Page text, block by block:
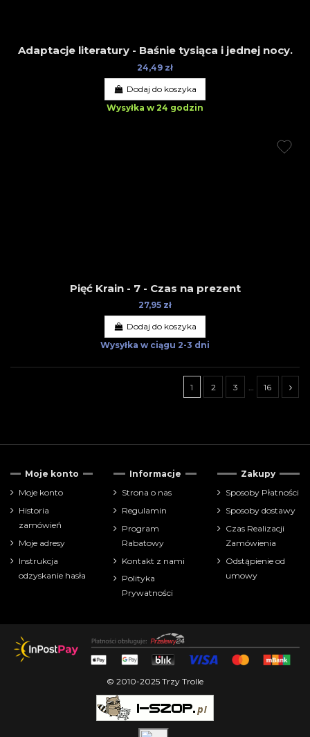
Adaptacje literatury - Baśnie tysiąca i jednej nocy.
24,49 zł
Dodaj do koszyka
Wysyłka w 24 godzin
Pięć Krain - 7 - Czas na prezent
27,95 zł
Dodaj do koszyka
Wysyłka w ciągu 2-3 dni
1 2 3 16
Cena
zł
komiksy
Tytuł serii:
Moje konto
Moje konto
Historia
zamówień
Moje adresy
Instrukcja
odzyskanie hasła
Informacje
Strona o nas
Regulamin
Program
Rabatowy
Kontakt z nami
Polityka
Prywatności
Zakupy
Sposoby Płatności
Sposoby dostawy
Czas Realizacji
Zamówienia
Odstąpienie od
umowy
© 2010-2025 Trzy Trolle